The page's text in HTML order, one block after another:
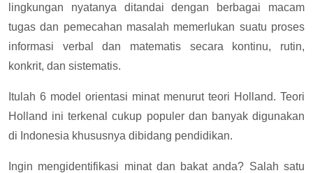
lingkungan nyatanya ditandai dengan berbagai macam
tugas dan pemecahan masalah memerlukan suatu proses
informasi verbal dan matematis secara kontinu, rutin,
konkrit, dan sistematis.
Itulah 6 model orientasi minat menurut teori Holland. Teori
Holland ini terkenal cukup populer dan banyak digunakan
di Indonesia khususnya dibidang pendidikan.
Ingin mengidentifikasi minat dan bakat anda? Salah satu